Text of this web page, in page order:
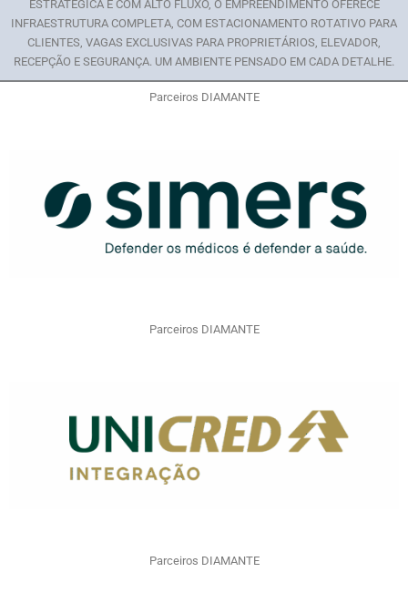
ESTRATÉGICA E COM ALTO FLUXO, O EMPREENDIMENTO OFERECE
INFRAESTRUTURA COMPLETA, COM ESTACIONAMENTO ROTATIVO PARA
CLIENTES, VAGAS EXCLUSIVAS PARA PROPRIETÁRIOS, ELEVADOR,
RECEPÇÃO E SEGURANÇA. UM AMBIENTE PENSADO EM CADA DETALHE.
Parceiros DIAMANTE
Parceiros DIAMANTE
Parceiros DIAMANTE